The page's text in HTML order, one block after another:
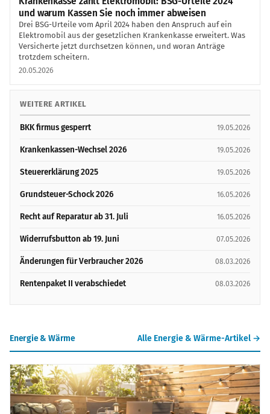
und warum Kassen Sie noch immer abweisen
Drei BSG-Urteile vom April 2024 haben den Anspruch auf ein
Elektromobil aus der gesetzlichen Krankenkasse erweitert. Was
Versicherte jetzt durchsetzen können, und woran Anträge
trotzdem scheitern.
20.05.2026
WEITERE ARTIKEL
BKK firmus gesperrt 19.05.2026
Krankenkassen-Wechsel 2026 19.05.2026
Steuererklärung 2025 19.05.2026
Grundsteuer-Schock 2026 16.05.2026
Recht auf Reparatur ab 31. Juli 16.05.2026
Widerrufsbutton ab 19. Juni 07.05.2026
Änderungen für Verbraucher 2026 08.03.2026
Rentenpaket II verabschiedet 08.03.2026
Energie & Wärme Alle Energie & Wärme-Artikel →